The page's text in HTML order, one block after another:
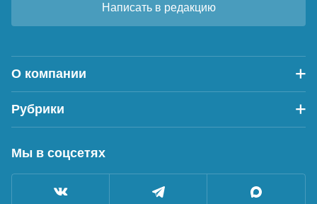
Написать в редакцию
О компании
Рубрики
Мы в соцсетях